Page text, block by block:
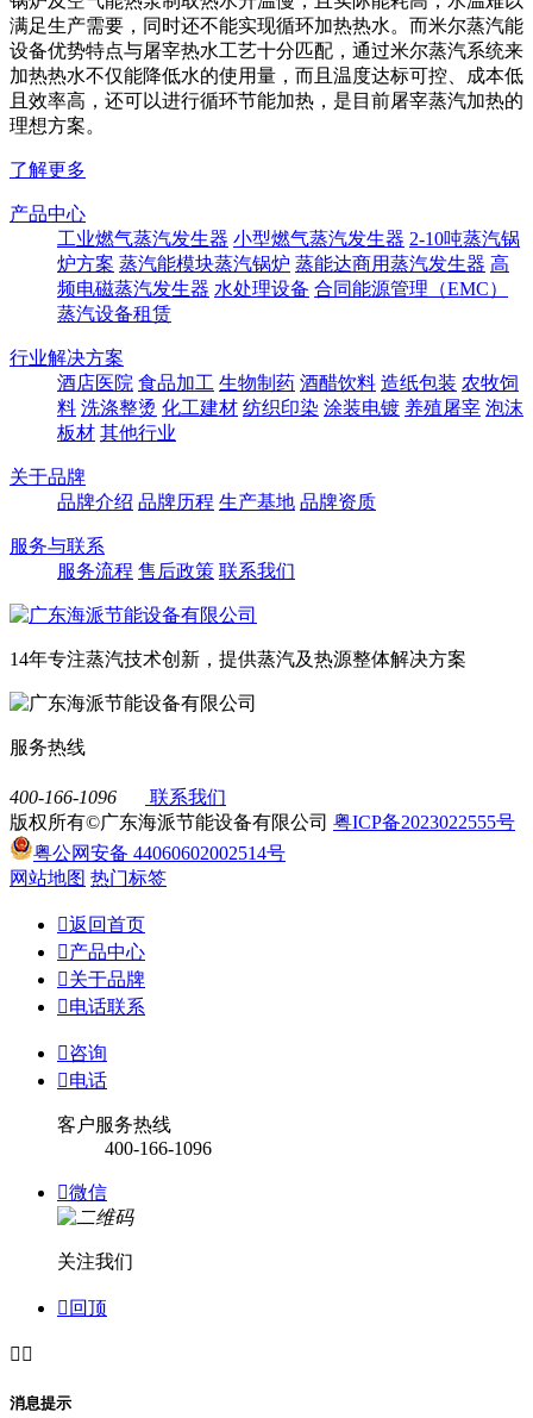
满足生产需要，同时还不能实现循环加热热水。而米尔蒸汽能
设备优势特点与屠宰热水工艺十分匹配，通过米尔蒸汽系统来
加热热水不仅能降低水的使用量，而且温度达标可控、成本低
且效率高，还可以进行循环节能加热，是目前屠宰蒸汽加热的
理想方案。
了解更多
产品中心
工业燃气蒸汽发生器 小型燃气蒸汽发生器 2-10吨蒸汽锅
炉方案 蒸汽能模块蒸汽锅炉 蒸能达商用蒸汽发生器 高
频电磁蒸汽发生器 水处理设备 合同能源管理（EMC）
蒸汽设备租赁
行业解决方案
酒店医院 食品加工 生物制药 酒醋饮料 造纸包装 农牧饲
料 洗涤整烫 化工建材 纺织印染 涂装电镀 养殖屠宰 泡沫
板材 其他行业
关于品牌
品牌介绍 品牌历程 生产基地 品牌资质
服务与联系
服务流程 售后政策 联系我们
14年专注蒸汽技术创新，提供蒸汽及热源整体解决方案
服务热线
400-166-1096
联系我们
版权所有©广东海派节能设备有限公司 粤ICP备2023022555号
粤公网安备 44060602002514号
网站地图 热门标签
返回首页
产品中心
关于品牌
电话联系
咨询
电话
客户服务热线
400-166-1096
微信
关注我们
 回顶
 
消息提示